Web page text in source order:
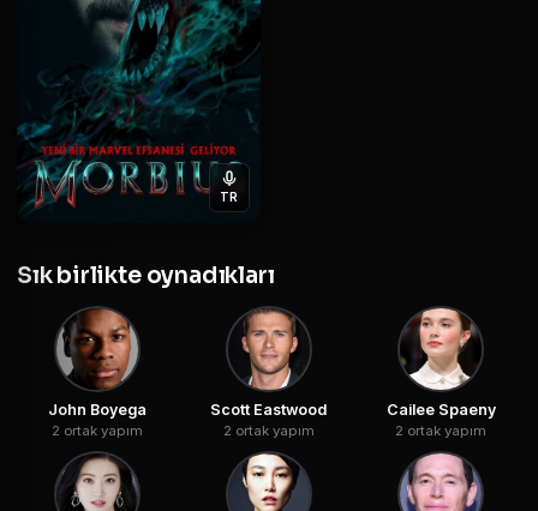
TR
Sık birlikte oynadıkları
John Boyega
2 ortak yapım
Scott Eastwood
2 ortak yapım
Cailee Spaeny
2 ortak yapım